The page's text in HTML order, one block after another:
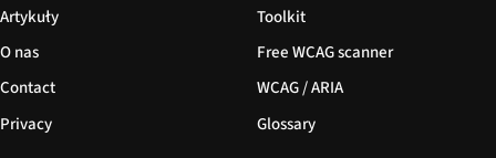
Artykuły
O nas
Contact
Privacy
Toolkit
Free WCAG scanner
WCAG / ARIA
Glossary